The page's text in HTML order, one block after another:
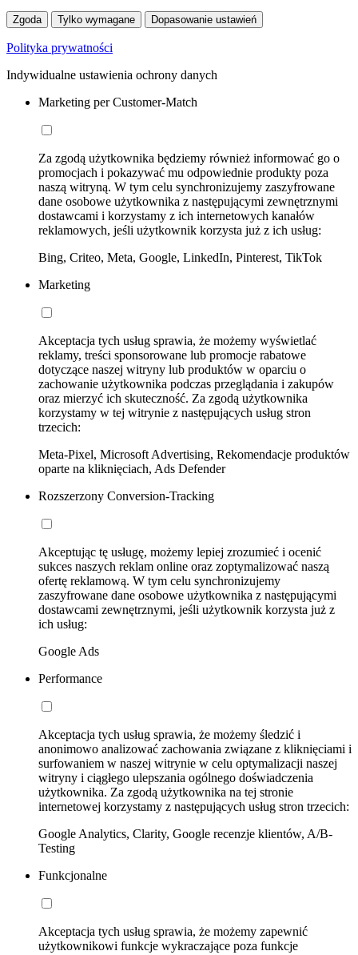
Zgoda Tylko wymagane Dopasowanie ustawień
Polityka prywatności
Indywidualne ustawienia ochrony danych
Marketing per Customer-Match
Za zgodą użytkownika będziemy również informować go o
promocjach i pokazywać mu odpowiednie produkty poza
naszą witryną. W tym celu synchronizujemy zaszyfrowane
dane osobowe użytkownika z następującymi zewnętrznymi
dostawcami i korzystamy z ich internetowych kanałów
reklamowych, jeśli użytkownik korzysta już z ich usług:
Bing, Criteo, Meta, Google, LinkedIn, Pinterest, TikTok
Marketing
Akceptacja tych usług sprawia, że możemy wyświetlać
reklamy, treści sponsorowane lub promocje rabatowe
dotyczące naszej witryny lub produktów w oparciu o
zachowanie użytkownika podczas przeglądania i zakupów
oraz mierzyć ich skuteczność. Za zgodą użytkownika
korzystamy w tej witrynie z następujących usług stron
trzecich:
Meta-Pixel, Microsoft Advertising, Rekomendacje produktów
oparte na kliknięciach, Ads Defender
Rozszerzony Conversion-Tracking
Akceptując tę usługę, możemy lepiej zrozumieć i ocenić
sukces naszych reklam online oraz zoptymalizować naszą
ofertę reklamową. W tym celu synchronizujemy
zaszyfrowane dane osobowe użytkownika z następującymi
dostawcami zewnętrznymi, jeśli użytkownik korzysta już z
ich usług:
Google Ads
Performance
Akceptacja tych usług sprawia, że możemy śledzić i
anonimowo analizować zachowania związane z kliknięciami i
surfowaniem w naszej witrynie w celu optymalizacji naszej
witryny i ciągłego ulepszania ogólnego doświadczenia
użytkownika. Za zgodą użytkownika na tej stronie
internetowej korzystamy z następujących usług stron trzecich:
Google Analytics, Clarity, Google recenzje klientów, A/B-
Testing
Funkcjonalne
Akceptacja tych usług sprawia, że możemy zapewnić
użytkownikowi funkcje wykraczające poza funkcje